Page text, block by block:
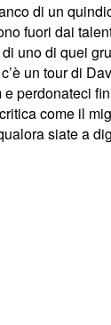
di un
fuori dai
uno di quei
un tour di
perdonateci
come il
siate a